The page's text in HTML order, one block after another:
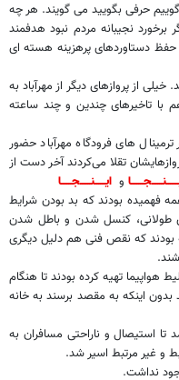
حرفی بگویید می گویند. هر چه
برخورد نجیبانه مردم نبود هدفمند
حفظ دستاوردهای پرهزینه هسته ای
از پروازهای دیگر از مهرآباد به
با تاخیرهای چندین و چند ساعته
های فرودگاه مهرآباد حضور
تقلا می‌کردند آخر دست از
و ایــــــنــــــجــــــا
فهمیده بودند که بد بودن شرایط
طولانی، کنسل شدن و باطل شدن
که نقص فنی هم دلیل دیگری
روز 28 اسفند ماه بلیط هواپیما تهیه کرده بودند تا هنگام
اینکه به مقصد برسند به خانه
تا استیصال و ناراحتی مسافران به
و غیر مرتبط اسیر شد.
نداشت.